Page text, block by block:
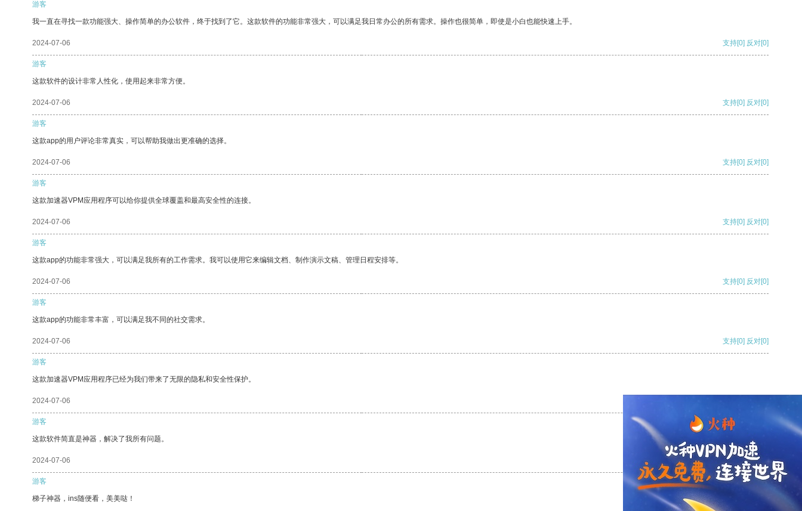
游客
我一直在寻找一款功能强大、操作简单的办公软件，终于找到了它。这款软件的功能非常强大，可以满足我日常办公的所有需求。操作也很简单，即使是小白也能快速上手。
2024-07-06 支持[0] 反对[0]
游客
这款软件的设计非常人性化，使用起来非常方便。
2024-07-06 支持[0] 反对[0]
游客
这款app的用户评论非常真实，可以帮助我做出更准确的选择。
2024-07-06 支持[0] 反对[0]
游客
这款加速器VPM应用程序可以给你提供全球覆盖和最高安全性的连接。
2024-07-06 支持[0] 反对[0]
游客
这款app的功能非常强大，可以满足我所有的工作需求。我可以使用它来编辑文档、制作演示文稿、管理日程安排等。
2024-07-06 支持[0] 反对[0]
游客
这款app的功能非常丰富，可以满足我不同的社交需求。
2024-07-06 支持[0] 反对[0]
游客
这款加速器VPM应用程序已经为我们带来了无限的隐私和安全性保护。
2024-07-06
游客
这款软件简直是神器，解决了我所有问题。
2024-07-06 支持 [0] 反对 [0]
游客
梯子神器，ins随便看，美美哒！